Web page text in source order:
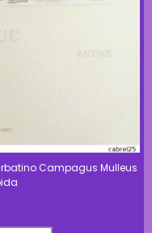
Campagus Mulleus